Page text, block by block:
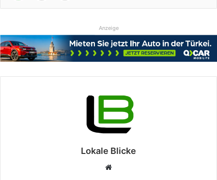
Anzeige
Lokale Blicke
Webseite